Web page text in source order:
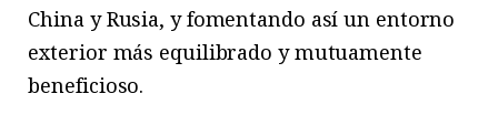
China y Rusia, y fomentando así un entorno
exterior más equilibrado y mutuamente
beneficioso.